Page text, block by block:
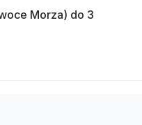
Morza) do 3